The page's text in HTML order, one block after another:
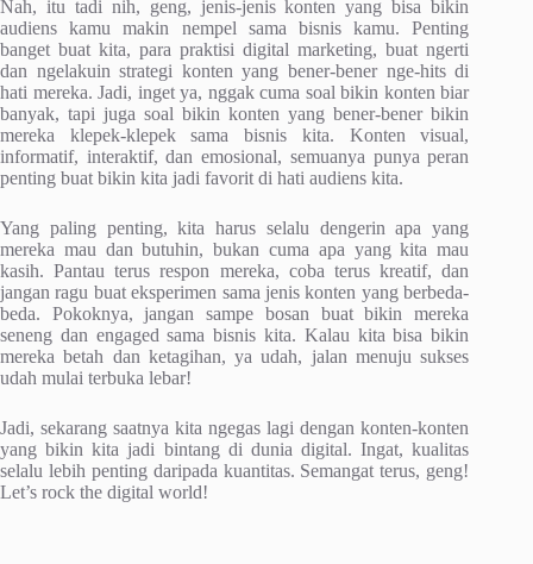
Nah, itu tadi nih, geng, jenis-jenis konten yang bisa bikin
audiens kamu makin nempel sama bisnis kamu. Penting
banget buat kita, para praktisi digital marketing, buat ngerti
dan ngelakuin strategi konten yang bener-bener nge-hits di
hati mereka. Jadi, inget ya, nggak cuma soal bikin konten biar
banyak, tapi juga soal bikin konten yang bener-bener bikin
mereka klepek-klepek sama bisnis kita. Konten visual,
informatif, interaktif, dan emosional, semuanya punya peran
penting buat bikin kita jadi favorit di hati audiens kita.
Yang paling penting, kita harus selalu dengerin apa yang
mereka mau dan butuhin, bukan cuma apa yang kita mau
kasih. Pantau terus respon mereka, coba terus kreatif, dan
jangan ragu buat eksperimen sama jenis konten yang berbeda-
beda. Pokoknya, jangan sampe bosan buat bikin mereka
seneng dan engaged sama bisnis kita. Kalau kita bisa bikin
mereka betah dan ketagihan, ya udah, jalan menuju sukses
udah mulai terbuka lebar!
Jadi, sekarang saatnya kita ngegas lagi dengan konten-konten
yang bikin kita jadi bintang di dunia digital. Ingat, kualitas
selalu lebih penting daripada kuantitas. Semangat terus, geng!
Let’s rock the digital world!